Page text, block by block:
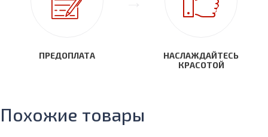
ПРЕДОПЛАТА
НАСЛАЖДАЙТЕСЬ
КРАСОТОЙ
Похожие товары